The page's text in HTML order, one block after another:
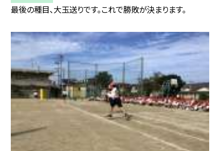
最後の種目、大玉送りです。これで勝敗が決まります。